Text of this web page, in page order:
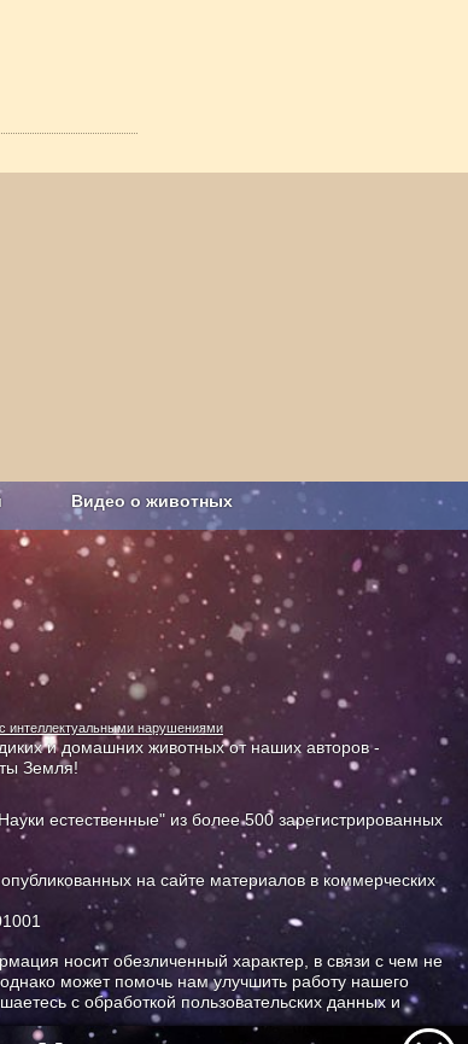
Видео о животных
Сельское хозяйство
интеллектуальными нарушениями
и домашних животных от наших авторов -
Земля!
естественные" из более 500 зарегистрированных
на сайте материалов в коммерческих
носит обезличенный характер, в связи с чем не
может помочь нам улучшить работу нашего
с обработкой пользовательских данных и